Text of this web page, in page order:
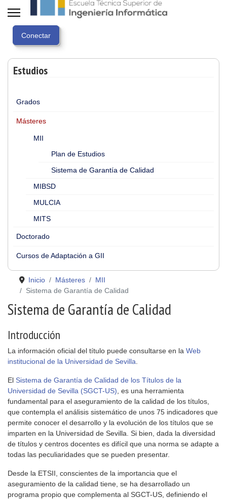
Estudios
Grados
Másteres
MII
Plan de Estudios
Sistema de Garantía de Calidad
MIBSD
MULCIA
MITS
Doctorado
Cursos de Adaptación a GII
Inicio Másteres
MII
Sistema de Garantía de Calidad
Sistema de Garantía de Calidad
Introducción
La información oficial del título puede consultarse en la Web
institucional de la Universidad de Sevilla
El Sistema de Garantía de Calidad de los Títulos de la
Universidad de Sevilla (SGCT-US) , es una herramienta
fundamental para el aseguramiento de la calidad de los títulos,
que contempla el análisis sistemático de unos 75 indicadores que
permite conocer el desarrollo y la evolución de los títulos que se
imparten en la Universidad de Sevilla. Si bien, dada la diversidad
de títulos y centros docentes es difícil que una norma se adapte a
todas las peculiaridades que se pueden presentar.
Desde la ETSII, conscientes de la importancia que el
aseguramiento de la calidad tiene, se ha desarrollado un
programa propio que complementa al SGCT-US, definiendo el